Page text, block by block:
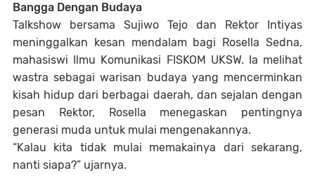
Bangga Dengan Budaya
Talkshow bersama Sujiwo Tejo dan Rektor Intiyas
meninggalkan kesan mendalam bagi Rosella Sedna,
mahasiswi Ilmu Komunikasi FISKOM UKSW. Ia melihat
wastra sebagai warisan budaya yang mencerminkan
kisah hidup dari berbagai daerah, dan sejalan dengan
pesan Rektor, Rosella menegaskan pentingnya
generasi muda untuk mulai mengenakannya.
“Kalau kita tidak mulai memakainya dari sekarang,
nanti siapa?” ujarnya.